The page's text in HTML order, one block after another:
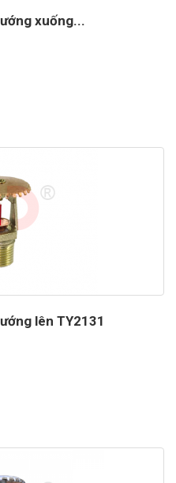
xuống...
lên TY2131